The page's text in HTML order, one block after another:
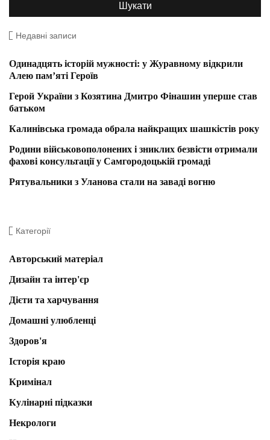
Недавні записи
Одинадцять історій мужності: у Журавному відкрили
Алею пам’яті Героїв
Герой України з Козятина Дмитро Фінашин уперше став
батьком
Калинівська громада обрала найкращих шашкістів року
Родини військовополонених і зниклих безвісти отримали
фахові консультації у Самгородоцькій громаді
Рятувальники з Уланова стали на заваді вогню
Категорії
Авторський матеріал
Дизайн та інтер'єр
Дієти та харчування
Домашні улюбленці
Здоров'я
Історія краю
Кримінал
Кулінарні підказки
Некрологи